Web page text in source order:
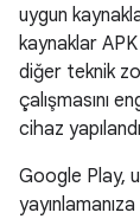
uygun
kaynaklar
diğer teknik
çalışmasını
cihaz
Google Play,